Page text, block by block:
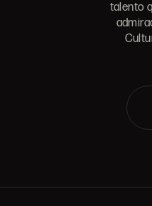
talento